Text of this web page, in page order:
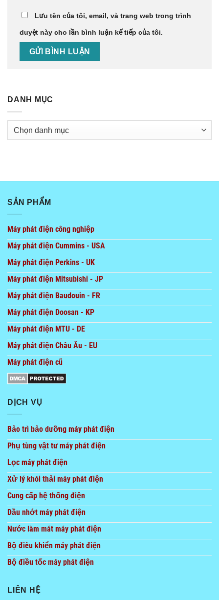
Lưu tên của tôi, email, và trang web trong trình
duyệt này cho lần bình luận kế tiếp của tôi.
DANH MỤC
SẢN PHẨM
Máy phát điện công nghiệp
Máy phát điện Cummins - USA
Máy phát điện Perkins - UK
Máy phát điện Mitsubishi - JP
Máy phát điện Baudouin - FR
Máy phát điện Doosan - KP
Máy phát điện MTU - DE
Máy phát điện Châu Âu - EU
Máy phát điện cũ
DỊCH VỤ
Bảo trì bảo dưỡng máy phát điện
Phụ tùng vật tư máy phát điện
Lọc máy phát điện
Xử lý khói thải máy phát điện
Cung cấp hệ thống điện
Dầu nhớt máy phát điện
Nước làm mát máy phát điện
Bộ điêu khiển máy phát điện
Bộ điều tốc máy phát điện
LIÊN HỆ